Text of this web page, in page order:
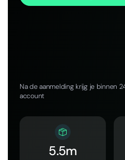
Na de aanmelding krijg je binnen
account
5.5m